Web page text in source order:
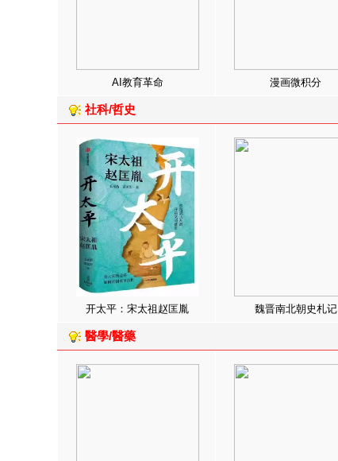
AI教育革命 漫画微积分
社科/哲史
开太平：宋太祖赵匡胤 魏晋南北朝史札记
醫學/醫藥